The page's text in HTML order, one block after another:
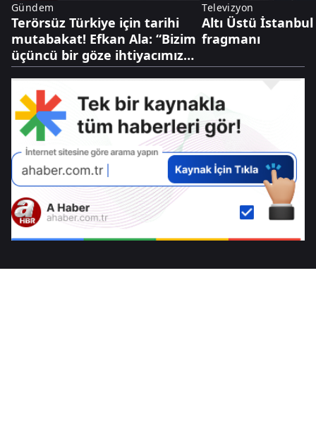
Gündem
Terörsüz Türkiye için tarihi
mutabakat! Efkan Ala: “Bizim
üçüncü bir göze ihtiyacımız
yok, sorunlarımızı kendimiz
çözeriz”
Televizyon
Altı Üstü
fragmanı